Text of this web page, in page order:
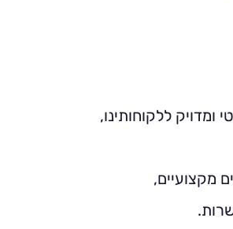
ומדויק ללקוחותינו,
מקצועיים,